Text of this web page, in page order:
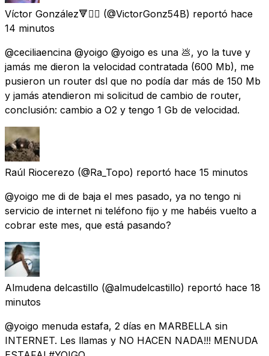
Víctor González🔻✊🏽 (@VictorGonz54B) reportó hace
14 minutos
@ceciliaencina @yoigo @yoigo es una 💩, yo la tuve y
jamás me dieron la velocidad contratada (600 Mb), me
pusieron un router dsl que no podía dar más de 150 Mb
y jamás atendieron mi solicitud de cambio de router,
conclusión: cambio a O2 y tengo 1 Gb de velocidad.
Raúl Riocerezo (@Ra_Topo) reportó hace 15 minutos
@yoigo me di de baja el mes pasado, ya no tengo ni
servicio de internet ni teléfono fijo y me habéis vuelto a
cobrar este mes, que está pasando?
Almudena delcastillo (@almudelcastillo) reportó hace 18
minutos
@yoigo menuda estafa, 2 días en MARBELLA sin
INTERNET. Les llamas y NO HACEN NADA!!! MENUDA